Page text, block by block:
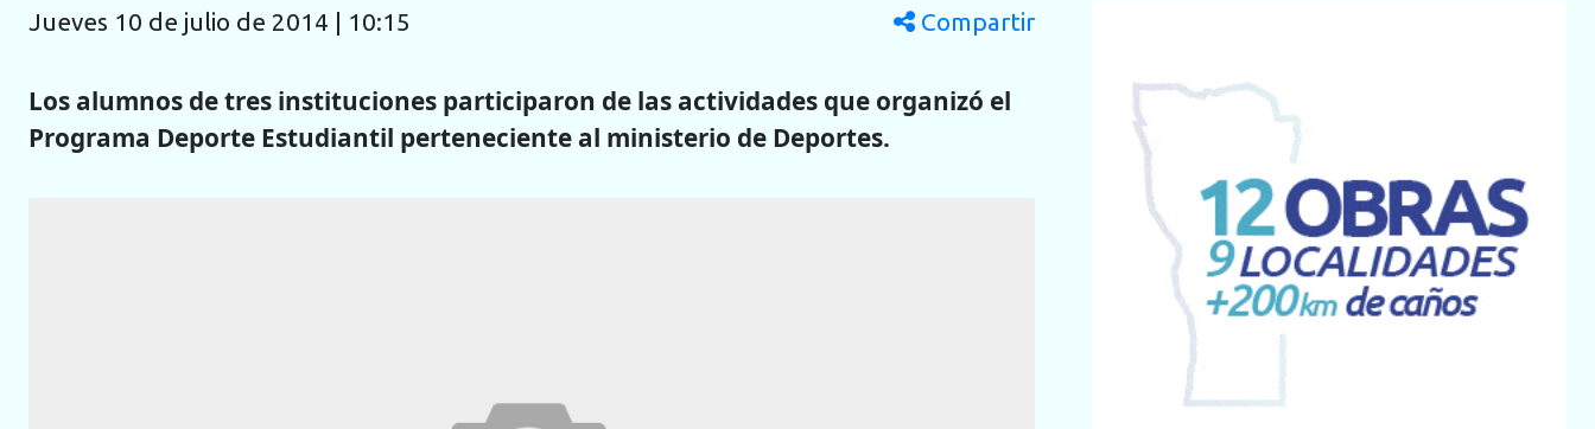
jueves 10 de julio de 2014 | 10:15 Compartir
Los alumnos de tres instituciones participaron de las actividades que organizó el
Programa Deporte Estudiantil perteneciente al ministerio de Deportes.